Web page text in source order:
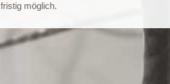
möglich.